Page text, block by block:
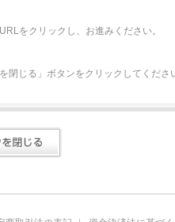
をクリックし、お進みください。
閉じる」ボタンをクリックしてくださ